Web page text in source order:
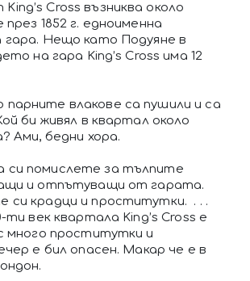
Cross възниква около
1852 г. едноименна
гара. Нещо като Подуяне в
на гара King’s Cross има 12
парните влакове са пушили и са
би живял в квартал около
Ами, бедни хора.
си помислете за тълпите
и отпътуващи от гарата.
си крадци и проститутки. . . .
ти век квартала King’s Cross е
много проститутки и
е бил опасен. Макар че е в